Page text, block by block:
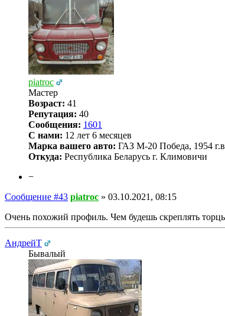
piatroc
Мастер
Возраст: 41
Репутация: 40
Сообщения: 1601
С нами: 12 лет 6 месяцев
Марка вашего авто: ГАЗ М-20 Победа, 1954
Откуда: Республика Беларусь г. Климовичи
−
Сообщение #43 piatroc » 03.10.2021, 08:15
Очень похожий профиль. Чем будешь скреплять
АндрейТ
Бывалый